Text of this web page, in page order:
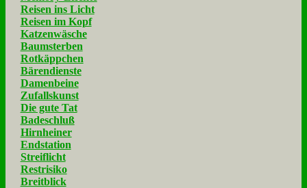
Reisen ins Licht
Reisen im Kopf
Katzenwäsche
Baumsterben
Rotkäppchen
Bärendienste
Damenbeine
Zufallskunst
Die gute Tat
Badeschluß
Hirnheiner
Endstation
Streiflicht
Restrisiko
Breitblick